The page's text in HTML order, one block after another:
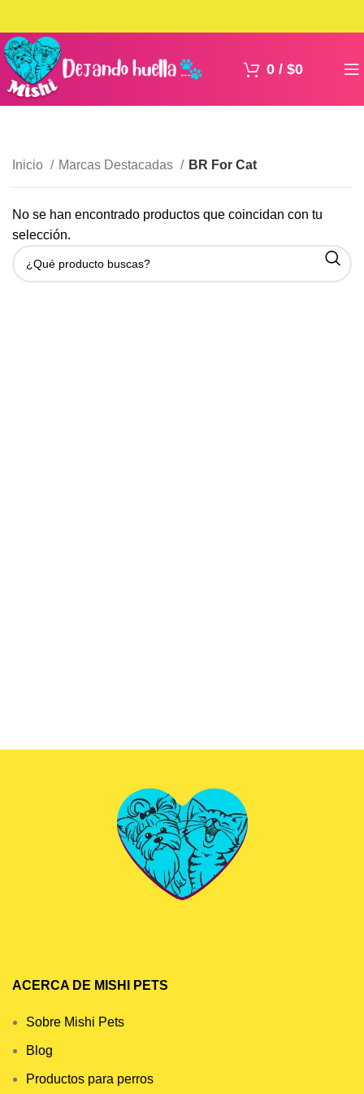
0 / $0
Inicio Marcas Destacadas BR For Cat
No se han encontrado productos que coincidan con tu
selección.
ACERCA DE MISHI PETS
Sobre Mishi Pets
Blog
Productos para perros